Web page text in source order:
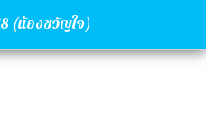
(น้องขวัญใจ)